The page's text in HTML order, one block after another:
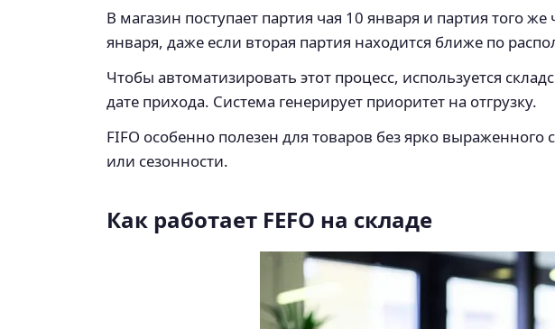
В магазин поступает партия чая 10 января и партия того
января, даже если вторая партия находится ближе по
Чтобы автоматизировать этот процесс, используется
дате прихода. Система генерирует приоритет на отгрузку.
FIFO особенно полезен для товаров без ярко
или сезонности.
Как работает FEFO на складе